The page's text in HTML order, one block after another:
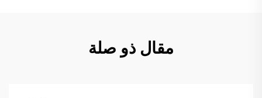
مقال ذو صلة